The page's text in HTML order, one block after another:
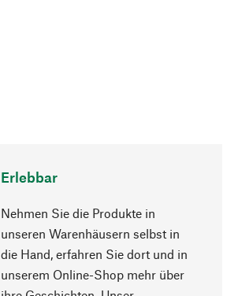
Erlebbar
Nehmen Sie die Produkte in
unseren Warenhäusern selbst in
die Hand, erfahren Sie dort und in
unserem Online-Shop mehr über